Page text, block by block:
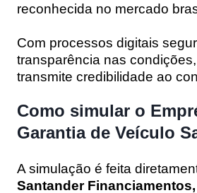
reconhecida no mercado
Com processos digitais
transparência nas
transmite credibilidade ao
Como simular o
Garantia de Veículo
A simulação é feita
Santander Financiamentos,